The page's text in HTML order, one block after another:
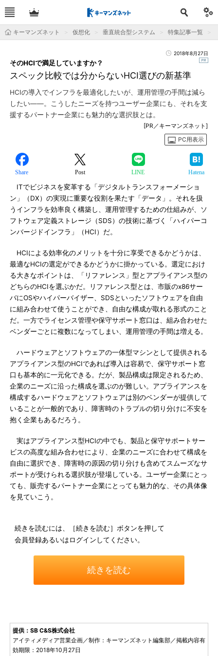
キーマンズネット 仮想化 垂直統合型システム 特集記事一覧
2018年8月27日
スペック比較では分からないHCI選びの新基準
そのHCIで満足していますか？
HCIの導入でインフラを最適化したいが、運用管理の手間は減ら
したい――。こうしたニーズを持つユーザー企業にも、それを支
援するパートナー企業にも魅力的な選択肢とは。
[PR／キーマンズネット]
PC用表示
Share Post LINE Hatena
ITでビジネスを変革する「デジタルトランスフォーメーショ
ン」（DX）の実現に重要な役割を果たす「データ」。それを扱
うインフラを効率良く構築し、運用管理するための仕組みが、ソ
フトウェア定義ストレージ（SDS）の技術に基づく「ハイパーコ
ンバージドインフラ」（HCI）だ。
HCIによる効率化のメリットを十分に享受できるかどうかは、
最適なHCIの選定ができるかどうかに掛かっている。選定におけ
る大きなポイントは、「リファレンス」型とアプライアンス型の
どちらのHCIを選ぶかだ。リファレンス型とは、市販のx86サー
バにOSやハイパーバイザー、SDSといったソフトウェアを自由
に組み合わせて使うことができ、自由な構成が取れる形式のこと
だ。一方でライセンス管理や保守サポート窓口は、組み合わせた
ベンダーごとに複数になってしまい、運用管理の手間は増える。
ハードウェアとソフトウェアの一体型マシンとして提供される
アプライアンス型のHCIであれば導入は容易で、保守サポート窓
口も基本的に一元化できる。だが、製品構成は限定されるため、
企業のニーズに沿った構成を選ぶのが難しい。アプライアンスを
構成するハードウェアとソフトウェアは別のベンダーが提供して
いることが一般的であり、障害時のトラブルの切り分けに不安を
抱く企業もあるだろう。
実はアプライアンス型HCIの中でも、製品と保守サポートサー
ビスの高度な組み合わせにより、企業のニーズに合わせて構成を
自由に選択でき、障害時の原因の切り分けも含めてスムーズなサ
ポートが受けられる選択肢が登場している。ユーザー企業にとっ
ても、販売するパートナー企業にとっても魅力的な、その具体像
を見ていこう。
続きを読むには、［続きを読む］ボタンを押して
会員登録あるいはログインしてください。
続きを読む
提供：SB C&S株式会社
アイティメディア営業企画／制作：キーマンズネット編集部／掲載内容有
効期限：2018年10月27日